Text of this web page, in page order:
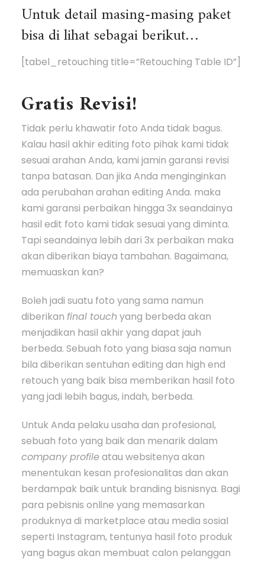
Untuk detail masing-masing paket
bisa di lihat sebagai berikut…
[tabel_retouching title=”Retouching Table ID”]
Gratis Revisi!
Tidak perlu khawatir foto Anda tidak bagus.
Kalau hasil akhir editing foto pihak kami tidak
sesuai arahan Anda, kami jamin garansi revisi
tanpa batasan. Dan jika Anda menginginkan
ada perubahan arahan editing Anda. maka
kami garansi perbaikan hingga 3x seandainya
hasil edit foto kami tidak sesuai yang diminta.
Tapi seandainya lebih dari 3x perbaikan maka
akan diberikan biaya tambahan. Bagaimana,
memuaskan kan?
Boleh jadi suatu foto yang sama namun
diberikan final touch yang berbeda akan
menjadikan hasil akhir yang dapat jauh
berbeda. Sebuah foto yang biasa saja namun
bila diberikan sentuhan editing dan high end
retouch yang baik bisa memberikan hasil foto
yang jadi lebih bagus, indah, berbeda.
Untuk Anda pelaku usaha dan profesional,
sebuah foto yang baik dan menarik dalam
company profileatau websitenya akan
menentukan kesan profesionalitas dan akan
berdampak baik untuk branding bisnisnya. Bagi
para pebisnis online yang memasarkan
produknya di marketplace atau media sosial
seperti Instagram, tentunya hasil foto produk
yang bagus akan membuat calon pelanggan